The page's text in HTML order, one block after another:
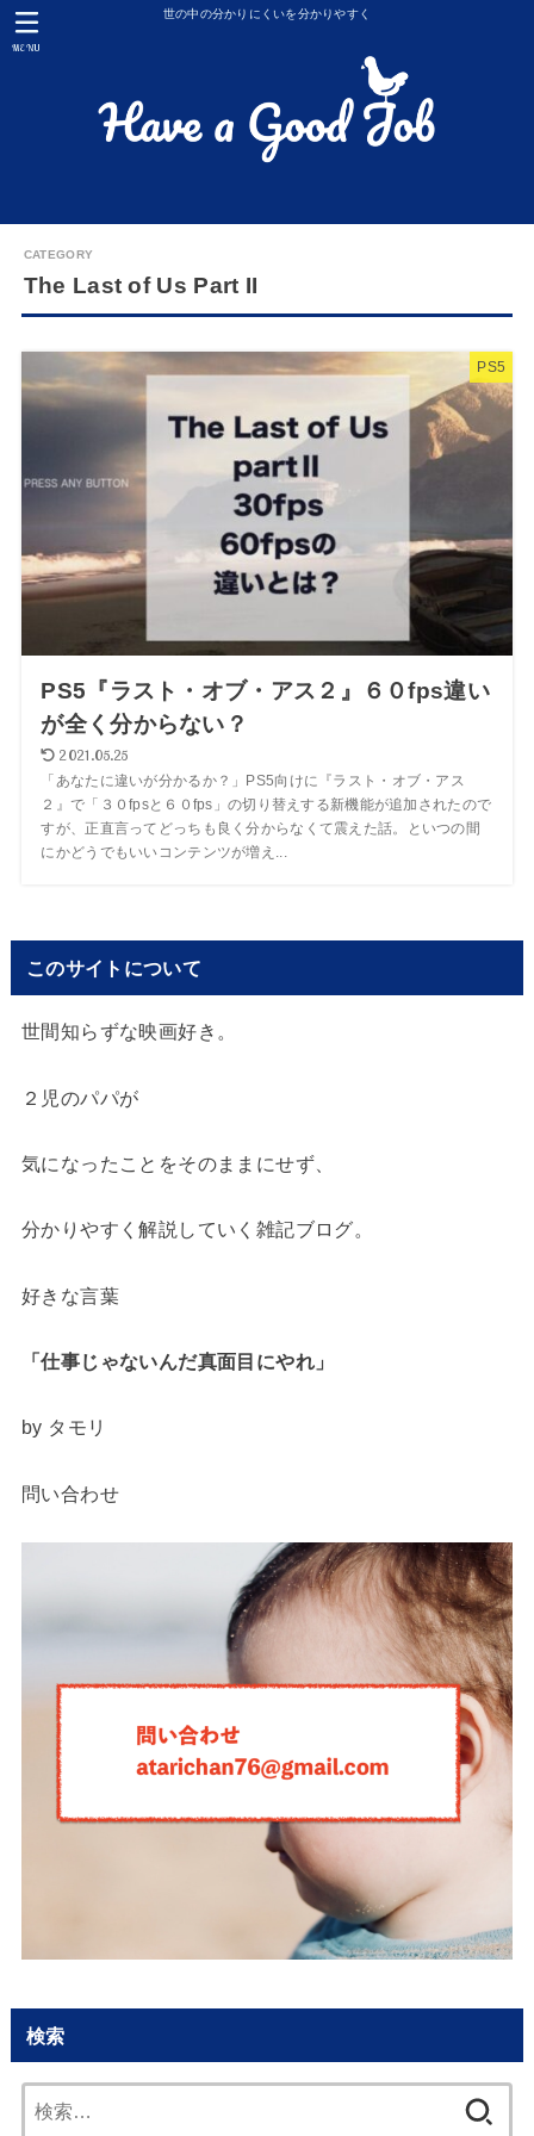
世の中の分かりにくいを分かりやすく
MENU
The Last of Us Part II
PS5
PS5『ラスト・オブ・アス２』６０fps違い
が全く分からない？
2021.05.25
「あなたに違いが分かるか？」PS5向けに『ラスト・オブ・アス
２』で「３０fpsと６０fps」の切り替えする新機能が追加されたので
すが、正直言ってどっちも良く分からなくて震えた話。といつの間
にかどうでもいいコンテンツが増え...
このサイトについて
世間知らずな映画好き。
２児のパパが
気になったことをそのままにせず、
分かりやすく解説していく雑記ブログ。
好きな言葉
「仕事じゃないんだ真面目にやれ」
by タモリ
問い合わせ
検索